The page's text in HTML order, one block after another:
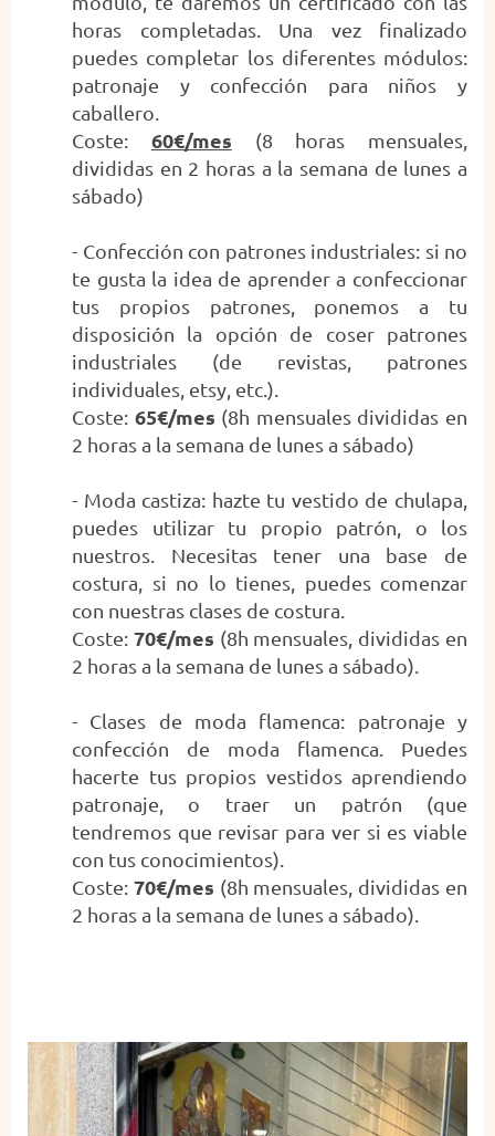
horas completadas. Una vez finalizado
puedes completar los diferentes módulos:
patronaje y confección para niños y
caballero.
Coste: 60€/mes (8 horas mensuales,
divididas en 2 horas a la semana de lunes a
sábado)
- Confección con patrones industriales: si no
te gusta la idea de aprender a confeccionar
tus propios patrones, ponemos a tu
disposición la opción de coser patrones
industriales (de revistas, patrones
individuales, etsy, etc.).
Coste: 65€/mes (8h mensuales divididas en
2 horas a la semana de lunes a sábado)
- Moda castiza: hazte tu vestido de chulapa,
puedes utilizar tu propio patrón, o los
nuestros. Necesitas tener una base de
costura, si no lo tienes, puedes comenzar
con nuestras clases de costura.
Coste: 70€/mes (8h mensuales, divididas en
2 horas a la semana de lunes a sábado).
- Clases de moda flamenca: patronaje y
confección de moda flamenca. Puedes
hacerte tus propios vestidos aprendiendo
patronaje, o traer un patrón (que
tendremos que revisar para ver si es viable
con tus conocimientos).
Coste: 70€/mes (8h mensuales, divididas en
2 horas a la semana de lunes a sábado).